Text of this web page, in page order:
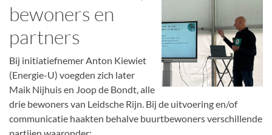
bewoners en
partners
Bij initiatiefnemer Anton Kiewiet
(Energie-U) voegden zich later
Maik Nijhuis en Joop de Bondt, alle
drie bewoners van Leidsche Rijn. Bij de uitvoering en/of
communicatie haakten behalve buurtbewoners verschillende